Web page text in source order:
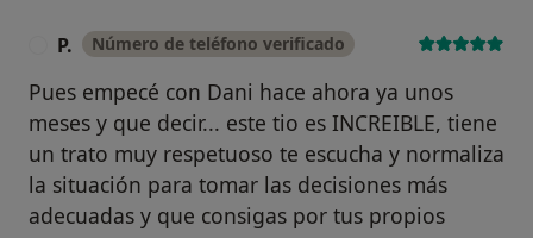
P. Número de teléfono verificado
Pues empecé con Dani hace ahora ya unos
meses y que decir... este tio es INCREIBLE, tiene
un trato muy respetuoso te escucha y normaliza
la situación para tomar las decisiones más
adecuadas y que consigas por tus propios